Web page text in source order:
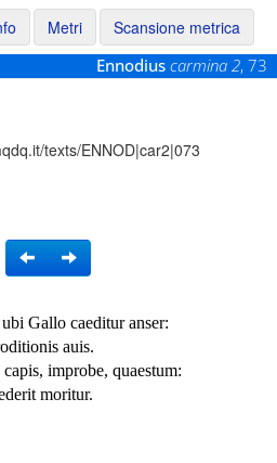
Metri
Scansione metrica
Ennodius carmina 2, 73
texts/ENNOD|car2|073
Gallo caeditur anser:
auis.
improbe, quaestum:
moritur.